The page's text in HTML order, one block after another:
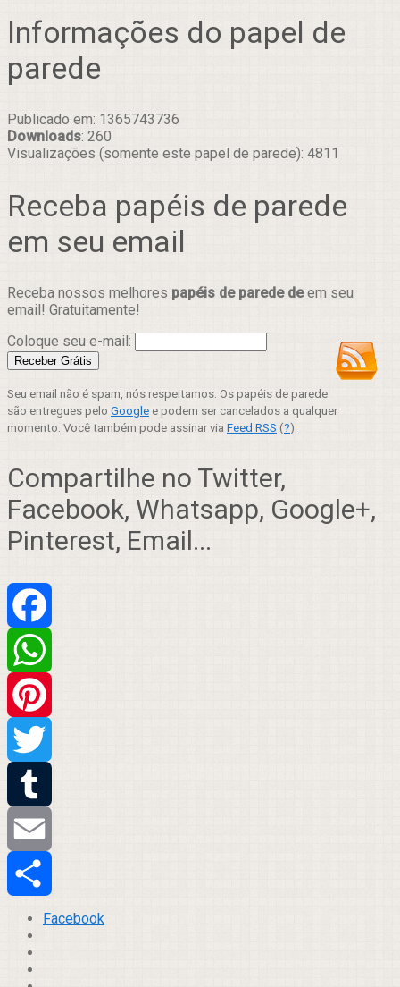
Informações do papel de
parede
Publicado em: 1365743736
Downloads: 260
Visualizações (somente este papel de parede): 4811
Receba papéis de parede
em seu email
Receba nossos melhores papéis de parede deem seu
email! Gratuitamente!
Coloque seu e-mail:
Seu email não é spam, nós respeitamos. Os papéis de parede
são entregues pelo Google e podem ser cancelados a qualquer
momento. Você também pode assinar via Feed RSS (?).
Compartilhe no Twitter,
Facebook, Whatsapp, Google+,
Pinterest, Email...
Facebook
WhatsApp
Pinterest
Twitter
Tumblr
Email
Compartilhar
Facebook